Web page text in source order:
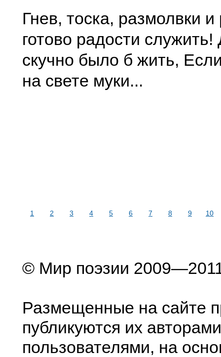
Гнев, тоска, размолвки
готово радости
скучно было б жить,
на свете муки...
1 2 3 4 5 6 7 8 9 10
© Мир поэзии
Размещенные на сайте
публикуются их
пользователями, на